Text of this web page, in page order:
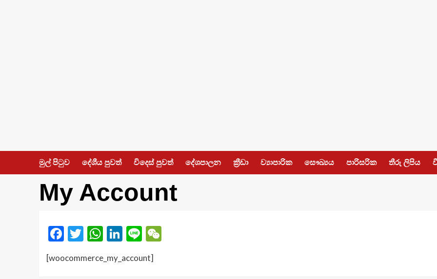
මුල් පිටුව දේශීය පුවත් විදෙස් පුවත් දේශපාලන ක්‍රීඩා ව්‍යාපාරික සෞඛ්‍යය පාරිසරික තීරු ලිපිය
My Account
Facebook
Twitter
WhatsApp
LinkedIn
LineWeChat
[woocommerce_my_account]